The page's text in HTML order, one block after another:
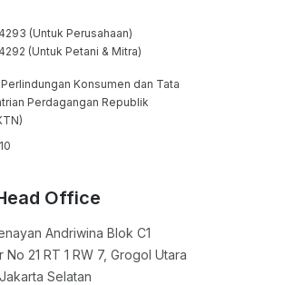
(Untuk Perusahaan)
(Untuk Petani & Mitra)
Konsumen dan Tata
Perdagangan Republik
Office
Andriwina Blok C1
21 RT 1 RW 7, Grogol Utara
Selatan